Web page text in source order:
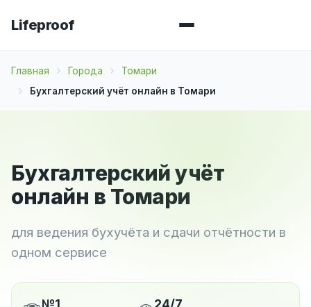
Lifeproof
Главная Города
Томари
Бухгалтерский учёт онлайн в Томари
Бухгалтерский учёт
онлайн в Томари
для ведения бухучёта и сдачи отчётности в
одном сервисе
№1 24/7